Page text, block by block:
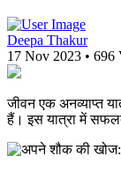
Deepa Thakur
17 Nov 2023 • 696
जीवन एक अनव्याप्त
हैं। इस यात्रा में